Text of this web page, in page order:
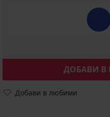
ДОБАВИ
Добави в любими